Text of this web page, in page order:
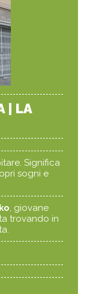
| LA
Significa
sogni e
, giovane
trovando in